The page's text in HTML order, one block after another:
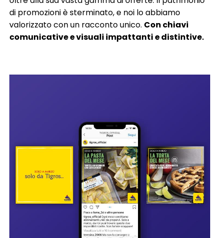
di promozioni è sterminato, e noi lo abbiamo
valorizzato con un racconto unico. Con chiavi
comunicative e visuali impattanti e distintive.